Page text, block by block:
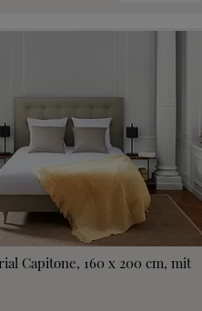
Capitone, 160 x 200 cm, mit